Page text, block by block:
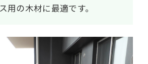
用の木材に最適です。